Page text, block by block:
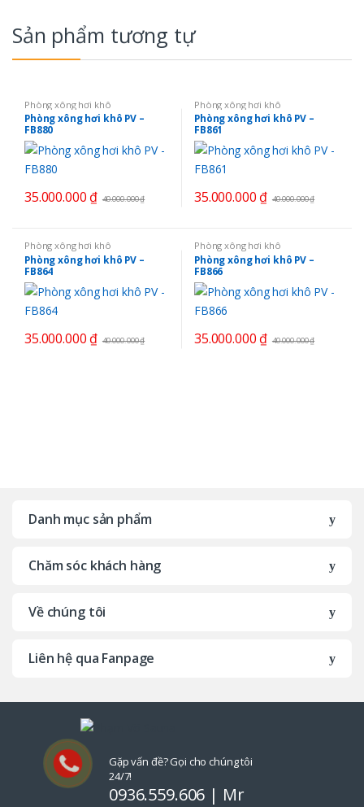
Sản phẩm tương tự
Phòng xông hơi khô
Phòng xông hơi khô PV –
FB880
35.000.000 ₫ 40.000.000₫
Phòng xông hơi khô
Phòng xông hơi khô PV –
FB861
35.000.000 ₫ 40.000.000₫
Phòng xông hơi khô
Phòng xông hơi khô PV –
FB864
35.000.000 ₫ 40.000.000₫
Phòng xông hơi khô
Phòng xông hơi khô PV –
FB866
35.000.000 ₫ 40.000.000₫
a
Danh mục sản phẩm
Chăm sóc khách hàng
Về chúng tôi
Liên hệ qua Fanpage
Gặp vấn đề? Gọi cho chúng tôi
24/7!
0936.559.606 | Mr